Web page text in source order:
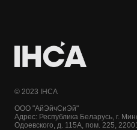
© 2023 IHCA
ООО "АйЭйчСиЭй"
Адрес: Республика Беларусь, г.
Одоевского, д. 115А, пом. 225,